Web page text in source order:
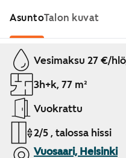
AsuntoTalon kuvat
Näytetään dia 1 / 1
Vesimaksu 27 €/
3h+k, 77 m²
Vuokrattu
2/5 , talossa hissi
Vuosaari, Helsinki